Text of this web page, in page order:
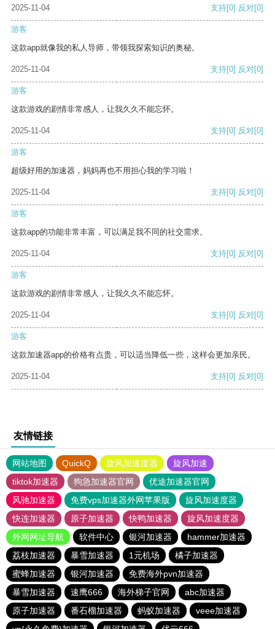
2025-11-04
支持[0] 反对[0]
游客
这款app就像我的私人导师，带领我探索知识的奥秘。
2025-11-04 支持[0] 反对[0]
游客
这款游戏的剧情非常感人，让我久久不能忘怀。
2025-11-04 支持[0] 反对[0]
游客
超级好用的加速器，妈妈再也不用担心我的学习啦！
2025-11-04 支持[0] 反对[0]
游客
这款app的功能非常丰富，可以满足我不同的社交需求。
2025-11-04 支持[0] 反对[0]
游客
这款游戏的剧情非常感人，让我久久不能忘怀。
2025-11-04 支持[0] 反对[0]
游客
这款加速器app的价格有点贵，可以适当降低一些，这样会更加亲民。
2025-11-04 支持[0] 反对[0]
友情链接
网站地图 QuickQ 旋风加速度器
旋风加速
tiktok加速器
狗急加速器官网
优途加速器官网
风驰加速器
免费vps加速器外网苹果版
旋风加速度器
快连加速器
原子加速器 快鸭加速器
旋风加速度器
外网网址导航
软件中心 银河加速器
hammer加速器
荔枝加速器
暴雪加速器 1元机场
橘子加速器
蜜蜂加速器
银河加速器
免费海外pvn加速器
暴雪加速器
速鹰666 海外梯子官网
abc加速器
原子加速器
番石榴加速器 蚂蚁加速器
veee加速器